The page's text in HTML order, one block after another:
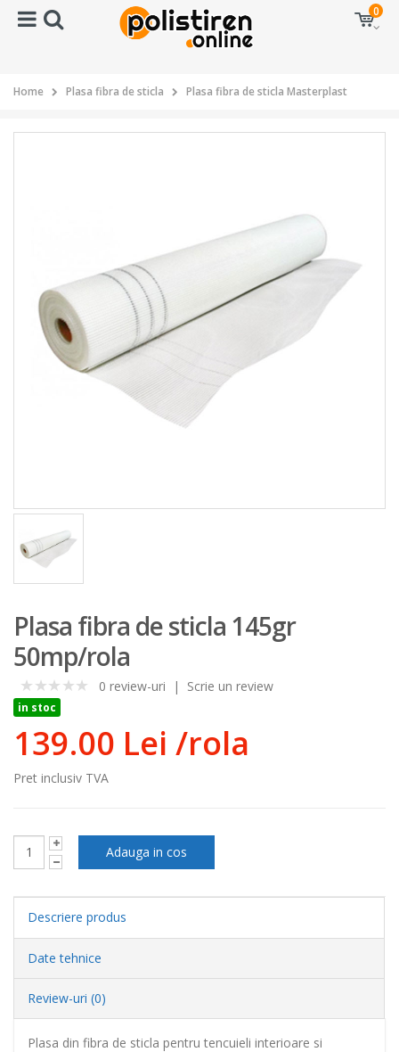
0
Home Plasa fibra de sticla Plasa fibra de sticla Masterplast
Plasa fibra de sticla 145gr
50mp/rola
0
0 review-uri | Scrie un review
in stoc
139.00 Lei /rola
Pret inclusiv TVA
Descriere produs
Date tehnice
Review-uri (0)
Plasa din fibra de sticla pentru tencuieli interioare si